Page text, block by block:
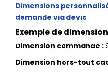
Dimensions
demande via devis
Exemple de
Dimension commande :
Dimension hors-tout